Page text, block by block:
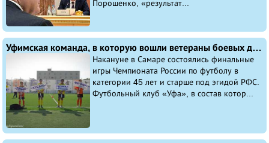
Порошенко, «результат...
Уфимская команда, в которую вошли ветераны боевых действий, стала серебряным призером Чемпионата России по футболу
Накануне в Самаре состоялись финальные
игры Чемпионата России по футболу в
категории 45 лет и старше под эгидой РФС.
Футбольный клуб «Уфа», в состав котор...